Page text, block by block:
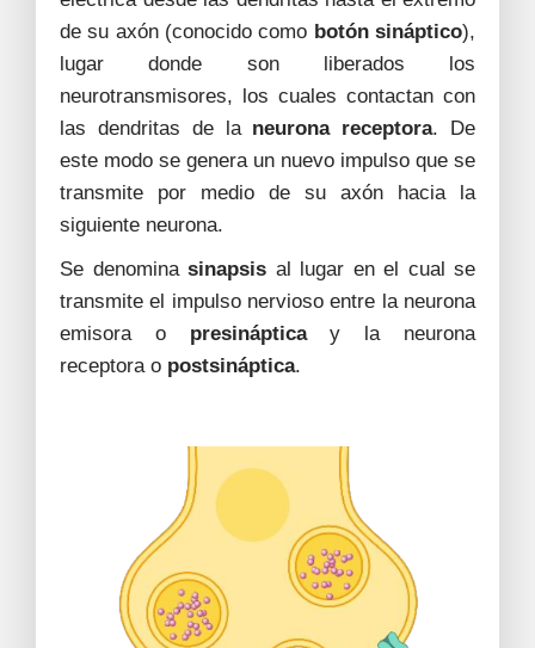
de su axón (conocido como botón sináptico),
lugar donde son liberados los
neurotransmisores, los cuales contactan con
las dendritas de la neurona receptora. De
este modo se genera un nuevo impulso que se
transmite por medio de su axón hacia la
siguiente neurona.
Se denomina sinapsis al lugar en el cual se
transmite el impulso nervioso entre la neurona
emisora opresinápticay la neurona
receptora o postsináptica.